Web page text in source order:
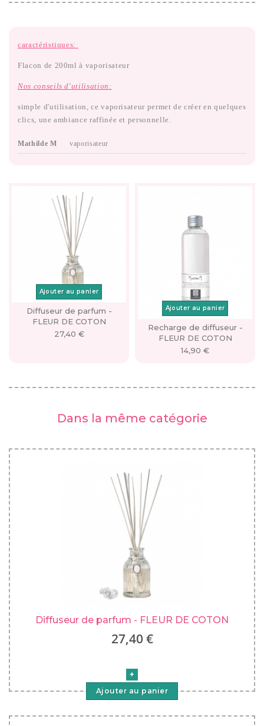
caractéristiques:
Flacon de 200ml à vaporisateur
Nos conseils d'utilisation:
simple d'utilisation, ce vaporisateur permet de créer en quelques
clics, une ambiance raffinée et personnelle.
Mathilde M vaporisateur
Ajouter au panier
Diffuseur de parfum -
FLEUR DE COTON
27,40 €
Ajouter au panier
Recharge de diffuseur -
FLEUR DE COTON
14,90 €
Dans la même catégorie
Diffuseur de parfum - FLEUR DE COTON
27,40 €
Ajouter au panier